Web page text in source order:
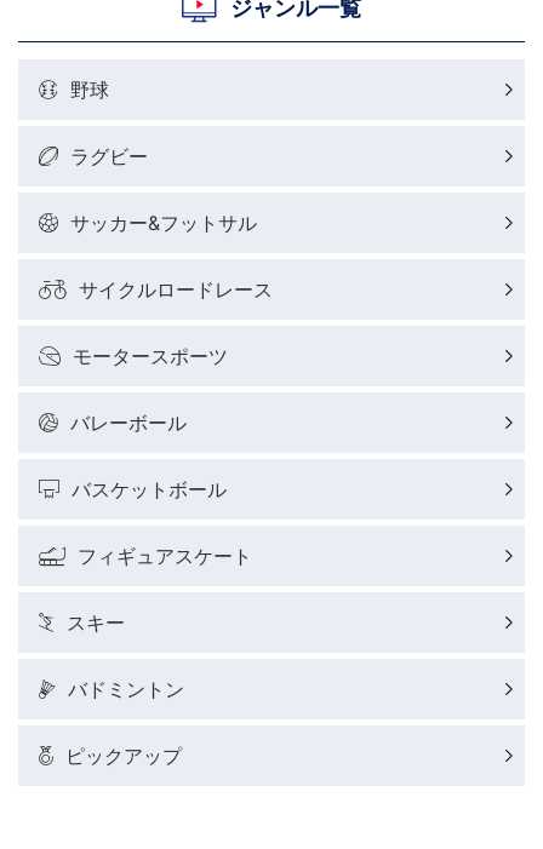
ジャンル一覧
野球
ラグビー
サッカー&フットサル
サイクルロードレース
モータースポーツ
バレーボール
バスケットボール
フィギュアスケート
スキー
バドミントン
ピックアップ